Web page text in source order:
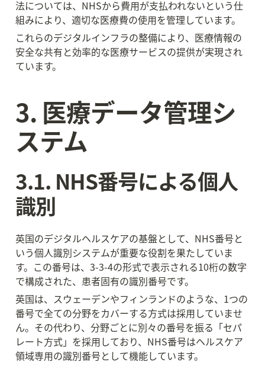
法については、NHSから費用が支払われないという仕
組みにより、適切な医療費の使用を管理しています。
これらのデジタルインフラの整備により、医療情報の
安全な共有と効率的な医療サービスの提供が実現され
ています。
3. 医療データ管理シ
ステム
3.1. NHS番号による個人
識別
英国のデジタルヘルスケアの基盤として、NHS番号と
いう個人識別システムが重要な役割を果たしていま
す。この番号は、3-3-4の形式で表示される10桁の数字
で構成された、患者固有の識別番号です。
英国は、スウェーデンやフィンランドのような、1つの
番号で全ての分野をカバーする方式は採用していませ
ん。その代わり、分野ごとに別々の番号を振る「セパ
レート方式」を採用しており、NHS番号はヘルスケア
領域専用の識別番号として機能しています。